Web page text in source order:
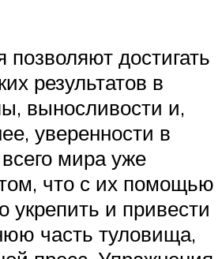
позволяют достигать
результатов в
выносливости и,
уверенности в
мира уже
что с их помощью
укрепить и привести
часть туловища,